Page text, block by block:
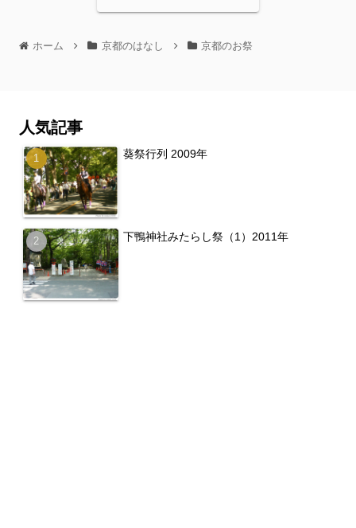
ホーム 京都のはなし 京都のお祭
人気記事
葵祭行列 2009年
下鴨神社みたらし祭（1）2011年